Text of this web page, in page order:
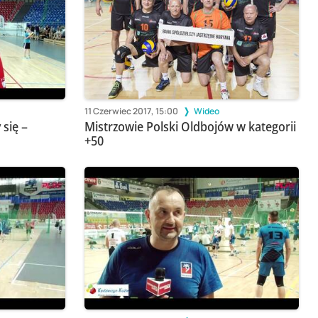
się –
11 Czerwiec 2017, 15:00 Wideo
Mistrzowie Polski Oldbojów w kategorii
+50